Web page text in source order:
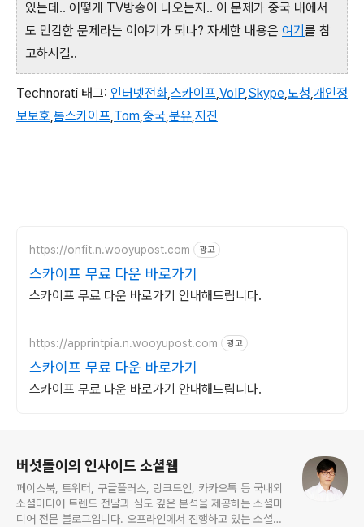
있는데.. 어떻게 TV방송이 나오는지.. 이 문제가 중국 내에서
도 민감한 문제라는 이야기가 되나? 자세한 내용은 여기를 참
고하시길..
Technorati 태그: 인터넷전화,스카이프,VoIP,Skype,도청,개인정
보보호,톰스카이프,Tom,중국,분유,지진
https://onfit.n.wooyupost.com 광고
스카이프 무료 다운 바로가기
스카이프 무료 다운 바로가기 안내해드립니다.
https://apprintpia.n.wooyupost.com 광고
스카이프 무료 다운 바로가기
스카이프 무료 다운 바로가기 안내해드립니다.
버섯돌이의 인사이드 소셜웹
페이스북, 트위터, 구글플러스, 링크드인, 카카오톡 등 국내외
소셜미디어 트렌드 전달과 심도 깊은 분석을 제공하는 소셜미
디어 전문 블로그입니다. 오프라인에서 진행하고 있는 소셜미